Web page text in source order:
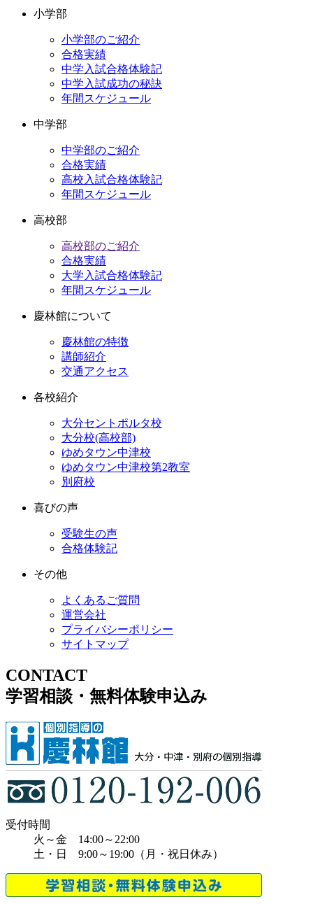
カ
小学部
小学部のご紹介
合格実績
中学入試合格体験記
中学入試成功の秘訣
年間スケジュール
中学部
中学部のご紹介
合格実績
高校入試合格体験記
年間スケジュール
高校部
高校部のご紹介
合格実績
大学入試合格体験記
年間スケジュール
慶林館について
慶林館の特徴
講師紹介
交通アクセス
各校紹介
大分セントポルタ校
大分校(高校部)
ゆめタウン中津校
ゆめタウン中津校第2教室
別府校
喜びの声
受験生の声
合格体験記
その他
よくあるご質問
運営会社
プライバシーポリシー
サイトマップ
CONTACT
学習相談・無料体験申込み
受付時間
火～金 14:00～22:00
土・日 9:00～19:00（月・祝日休み）